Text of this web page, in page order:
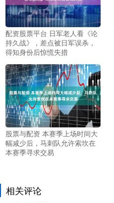
配资股票平台 日军老人看《论
持久战》，差点被日军误杀，
得知身份后惊慌失措
股票与配资 本赛季上场时间大
幅减少后，马刺队允许索坎在
本赛季寻求交易
相关评论